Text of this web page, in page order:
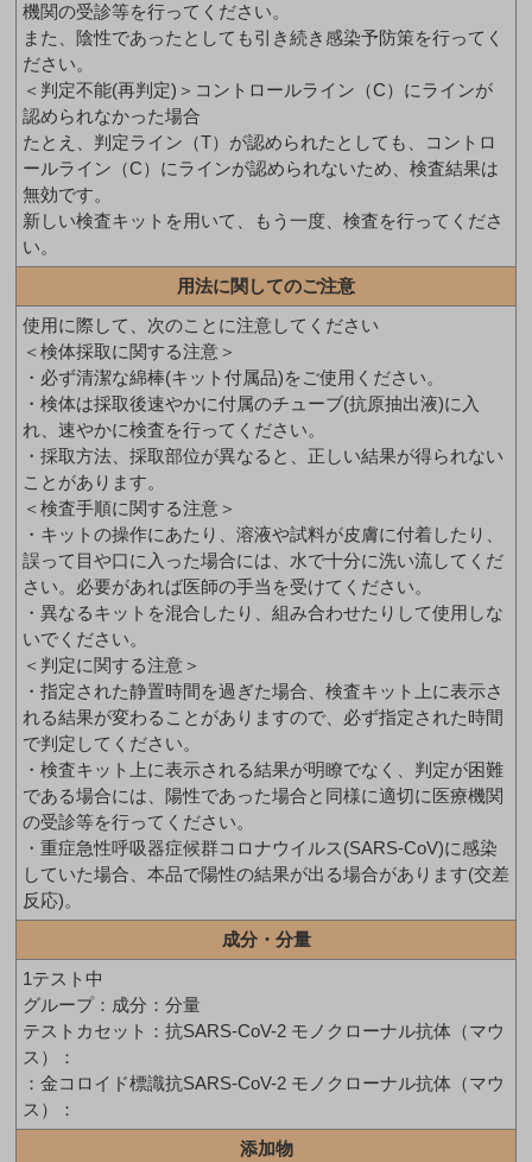
機関の受診等を行ってください。
また、陰性であったとしても引き続き感染予防策を行ってく
ださい。
＜判定不能(再判定)＞コントロールライン（C）にラインが
認められなかった場合
たとえ、判定ライン（T）が認められたとしても、コントロ
ールライン（C）にラインが認められないため、検査結果は
無効です。
新しい検査キットを用いて、もう一度、検査を行ってくださ
い。
用法に関してのご注意
使用に際して、次のことに注意してください
＜検体採取に関する注意＞
・必ず清潔な綿棒(キット付属品)をご使用ください。
・検体は採取後速やかに付属のチューブ(抗原抽出液)に入
れ、速やかに検査を行ってください。
・採取方法、採取部位が異なると、正しい結果が得られない
ことがあります。
＜検査手順に関する注意＞
・キットの操作にあたり、溶液や試料が皮膚に付着したり、
誤って目や口に入った場合には、水で十分に洗い流してくだ
さい。必要があれば医師の手当を受けてください。
・異なるキットを混合したり、組み合わせたりして使用しな
いでください。
＜判定に関する注意＞
・指定された静置時間を過ぎた場合、検査キット上に表示さ
れる結果が変わることがありますので、必ず指定された時間
で判定してください。
・検査キット上に表示される結果が明瞭でなく、判定が困難
である場合には、陽性であった場合と同様に適切に医療機関
の受診等を行ってください。
・重症急性呼吸器症候群コロナウイルス(SARS-CoV)に感染
していた場合、本品で陽性の結果が出る場合があります(交差
反応)。
成分・分量
1テスト中
グループ：成分：分量
テストカセット：抗SARS-CoV-2 モノクローナル抗体（マウ
ス）：
：金コロイド標識抗SARS-CoV-2 モノクローナル抗体（マウ
ス）：
添加物